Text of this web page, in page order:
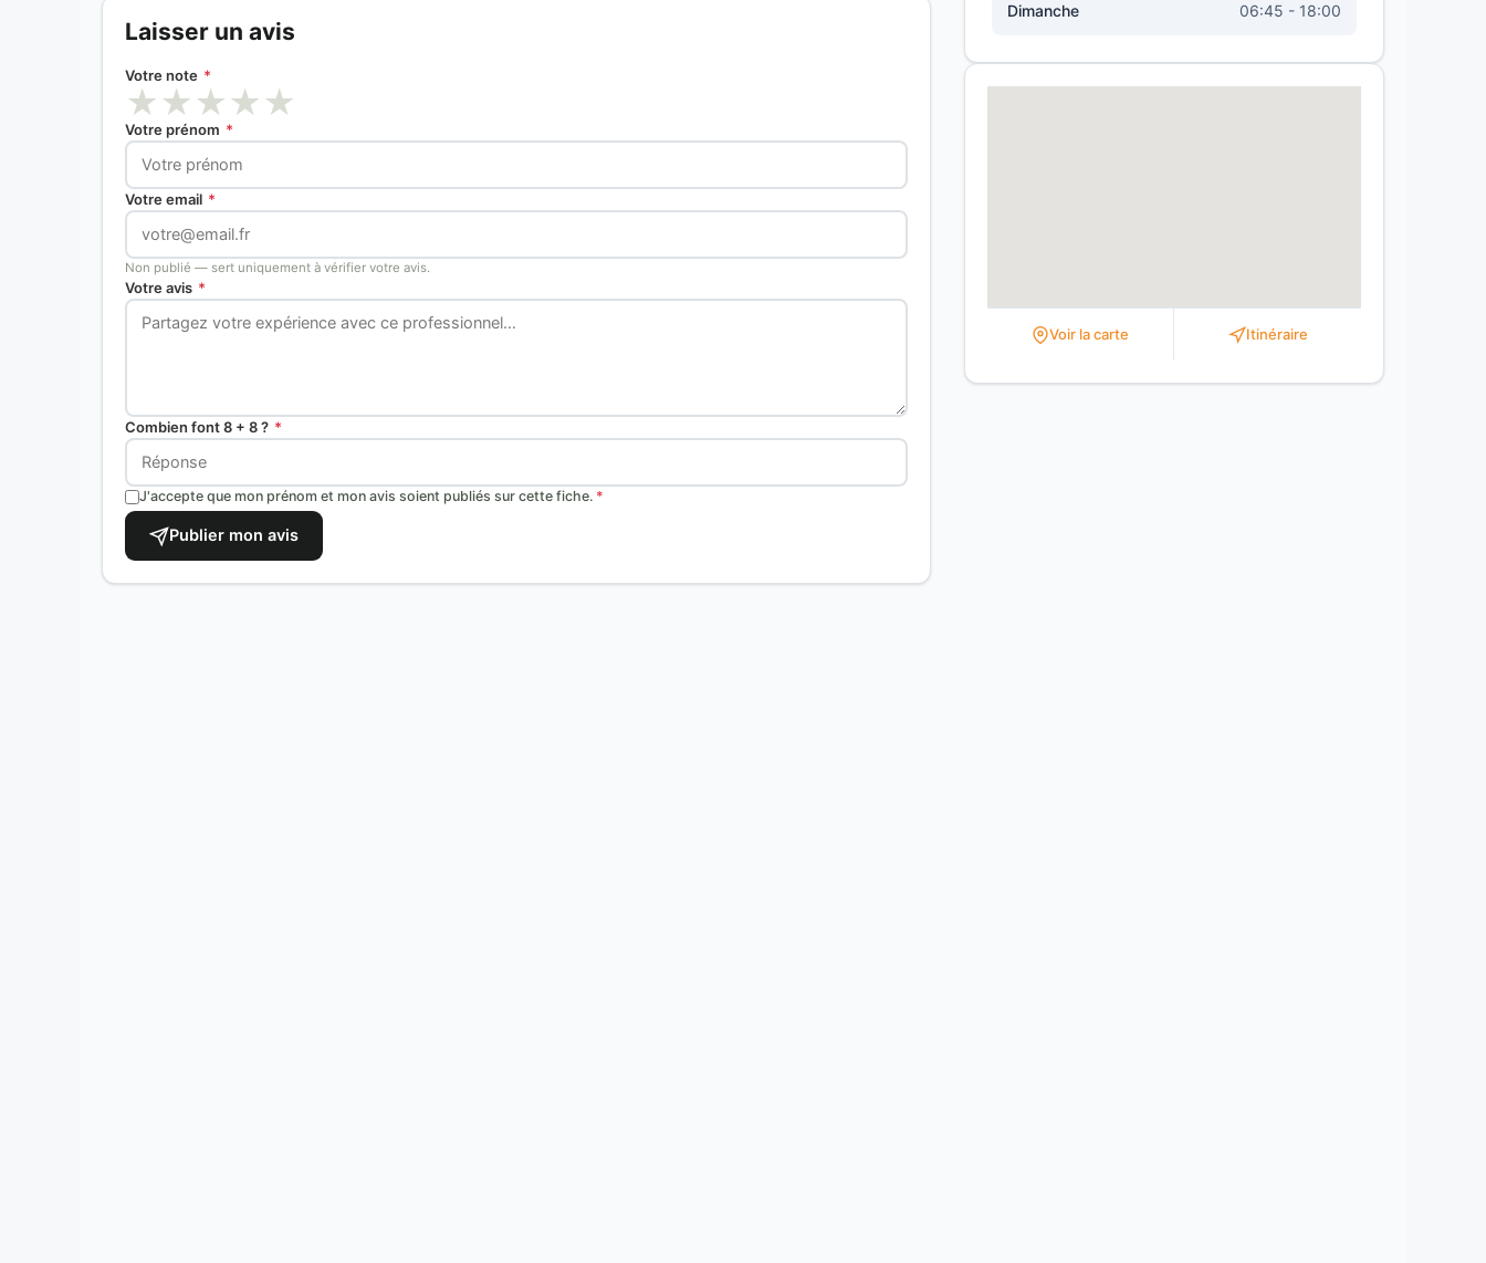
Laisser un avis
Votre note *
★★★★★
Votre prénom *
Votre email *
Non publié — sert uniquement à vérifier votre avis.
Votre avis *
Combien font 8 + 8 ? *
J'accepte que mon prénom et mon avis soient publiés sur cette fiche. *
Publier mon avis
Dimanche 06:45 - 18:00
Voir la carte Itinéraire